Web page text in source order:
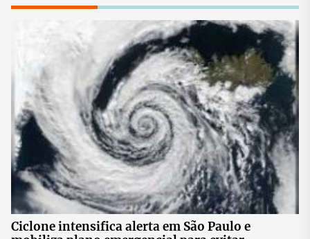
Ciclone intensifica alerta em São Paulo e